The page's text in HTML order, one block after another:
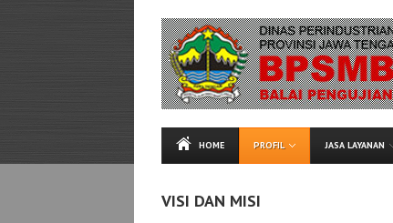
HOME PROFIL JASA LAYANAN
VISI DAN MISI